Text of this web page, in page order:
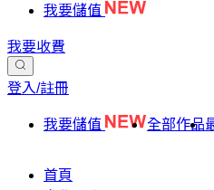
我要儲值
我要收費
登入/註冊
我要儲值 全部作品
首頁